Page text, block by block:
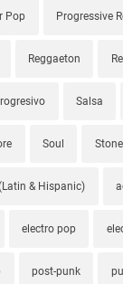
Pop Progressive
Reggaeton
Salsa
Soul
& Hispanic)
electro pop
post-punk